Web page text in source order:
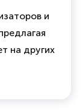
и
на других